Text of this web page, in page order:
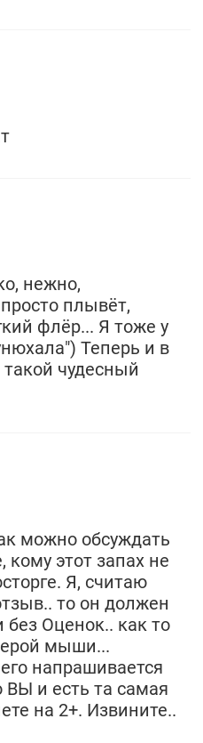
нежно,
плывёт,
флёр... Я тоже у
Теперь и в
чудесный
можно обсуждать
этот запах не
Я, считаю
то он должен
Оценок.. как то
мыши...
напрашивается
ВЫ и есть та самая
на 2+. Извините..